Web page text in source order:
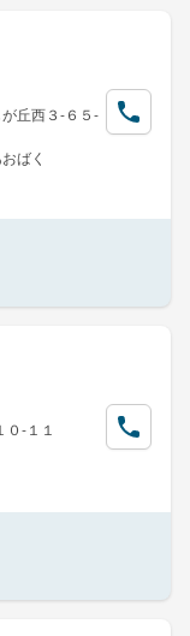
丘西３-６５-
ばく
-１１